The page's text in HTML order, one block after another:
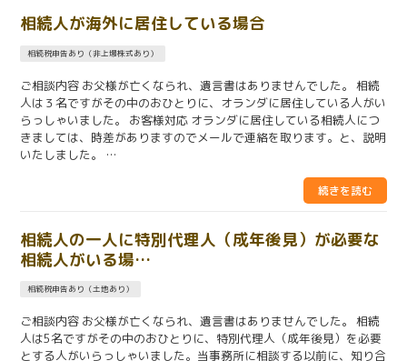
相続人が海外に居住している場合
相続税申告あり（非上場株式あり）
ご相談内容 お父様が亡くなられ、遺言書はありませんでした。 相続
人は３名ですがその中のおひとりに、オランダに居住している人がい
らっしゃいました。 お客様対応 オランダに居住している相続人につ
きましては、時差がありますのでメールで連絡を取ります。と、説明
いたしました。 …
相続人の一人に特別代理人（成年後見）が必要な
相続人がいる場…
相続税申告あり（土地あり）
ご相談内容 お父様が亡くなられ、遺言書はありませんでした。 相続
人は5名ですがその中のおひとりに、特別代理人（成年後見）を必要
とする人がいらっしゃいました。当事務所に相談する以前に、知り合